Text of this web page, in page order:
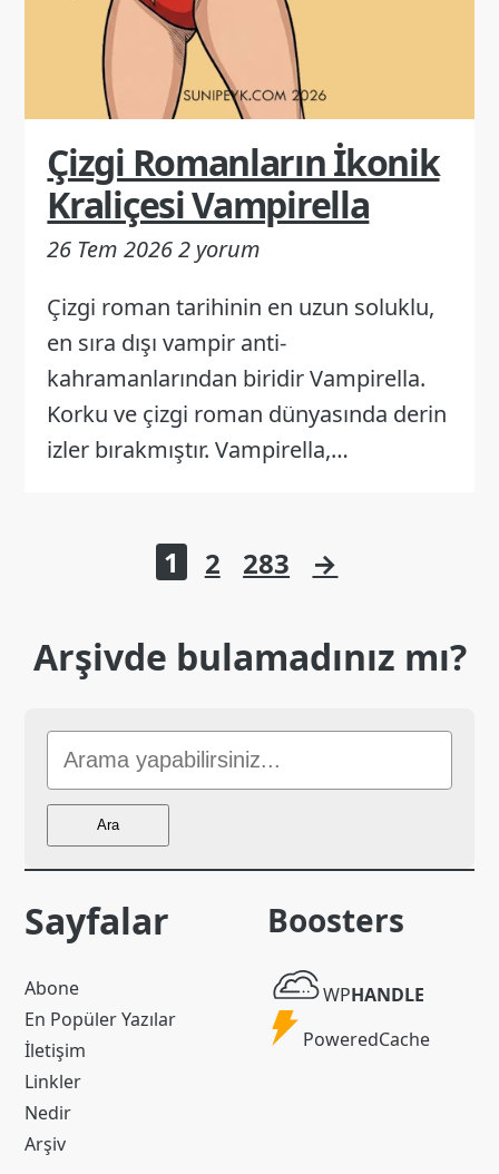
Çizgi Romanların İkonik
Kraliçesi Vampirella
26 Tem 20262 yorum
Çizgi roman tarihinin en uzun soluklu,
en sıra dışı vampir anti-
kahramanlarından biridir Vampirella.
Korku ve çizgi roman dünyasında derin
izler bırakmıştır. Vampirella,…
1 2 283 →
Arşivde bulamadınız mı?
Sitede
Ara
Ara
Sayfalar
Abone
En Popüler Yazılar
İletişim
Linkler
Nedir
Arşiv
Boosters
WP
Handle
WPHANDLE
Powered
PoweredCache